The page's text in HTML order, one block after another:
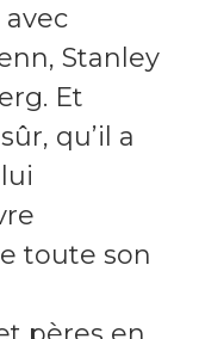
Stanley
Et
qu’il a
toute son